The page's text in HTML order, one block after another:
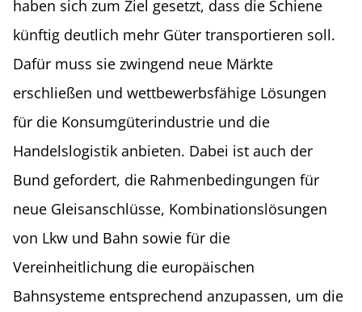
haben sich zum Ziel gesetzt, dass die Schiene
künftig deutlich mehr Güter transportieren soll.
Dafür muss sie zwingend neue Märkte
erschließen und wettbewerbsfähige Lösungen
für die Konsumgüterindustrie und die
Handelslogistik anbieten. Dabei ist auch der
Bund gefordert, die Rahmenbedingungen für
neue Gleisanschlüsse, Kombinationslösungen
von Lkw und Bahn sowie für die
Vereinheitlichung die europäischen
Bahnsysteme entsprechend anzupassen, um die